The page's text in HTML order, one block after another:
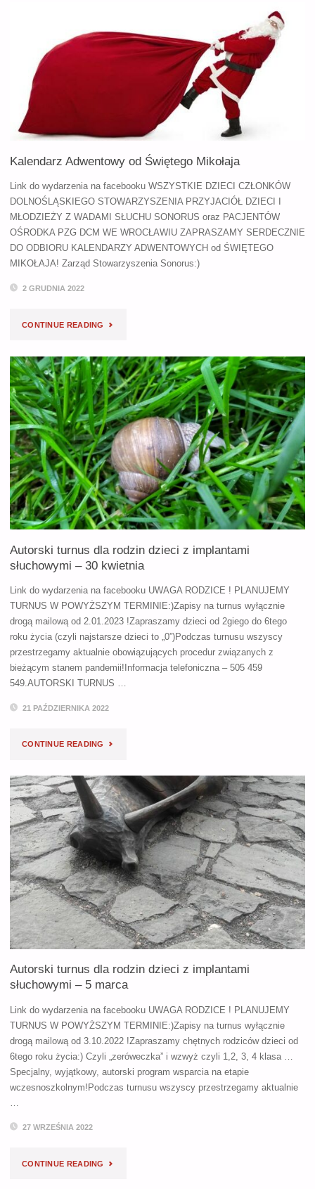
RODZIN
25
CZERWCA"
Kalendarz Adwentowy od Świętego Mikołaja
Link do wydarzenia na facebooku WSZYSTKIE DZIECI CZŁONKÓW
DOLNOŚLĄSKIEGO STOWARZYSZENIA PRZYJACIÓŁ DZIECI I
MŁODZIEŻY Z WADAMI SŁUCHU SONORUS oraz PACJENTÓW
OŚRODKA PZG DCM WE WROCŁAWIU ZAPRASZAMY SERDECZNIE
DO ODBIORU KALENDARZY ADWENTOWYCH od ŚWIĘTEGO
MIKOŁAJA! Zarząd Stowarzyszenia Sonorus:)
2 GRUDNIA 2022
CONTINUE READING "KALENDARZ
OD
ŚWIĘTEGO
MIKOŁAJA"
Autorski turnus dla rodzin dzieci z implantami
słuchowymi – 30 kwietnia
Link do wydarzenia na facebooku UWAGA RODZICE ! PLANUJEMY
TURNUS W POWYŻSZYM TERMINIE:)Zapisy na turnus wyłącznie
drogą mailową od 2.01.2023 !Zapraszamy dzieci od 2giego do 6tego
roku życia (czyli najstarsze dzieci to „0”)Podczas turnusu wszyscy
przestrzegamy aktualnie obowiązujących procedur związanych z
bieżącym stanem pandemii!Informacja telefoniczna – 505 459
549.AUTORSKI TURNUS …
21 PAŹDZIERNIKA 2022
CONTINUE READING "AUTORSKI
DLA
RODZIN
DZIECI
Z
IMPLANTAMI
SŁUCHOWYMI
–
Autorski turnus dla rodzin dzieci z implantami
słuchowymi – 5 marca
Link do wydarzenia na facebooku UWAGA RODZICE ! PLANUJEMY
TURNUS W POWYŻSZYM TERMINIE:)Zapisy na turnus wyłącznie
drogą mailową od 3.10.2022 !Zapraszamy chętnych rodziców dzieci od
6tego roku życia:) Czyli „zeróweczka” i wzwyż czyli 1,2, 3, 4 klasa …
Specjalny, wyjątkowy, autorski program wsparcia na etapie
wczesnoszkolnym!Podczas turnusu wszyscy przestrzegamy aktualnie
27 WRZEŚNIA 2022
CONTINUE READING "AUTORSKI